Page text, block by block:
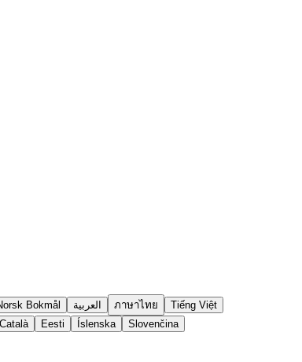
Bokmål العربية ภาษาไทย
Tiếng Việt
Català Eesti Íslenska Slovenčina